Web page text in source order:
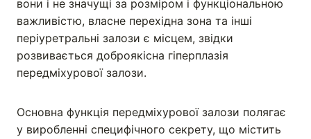
вони і не значущі за розміром і функціональною
важливістю, власне перехідна зона та інші
періуретральні залози є місцем, звідки
розвивається доброякісна гіперплазія
передміхурової залози.
Основна функція передміхурової залози полягає
у виробленні специфічного секрету, що містить